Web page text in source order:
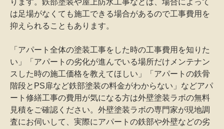
ります。鉄部塗装や屋上防水工事などは、場合によって
は足場がなくても施工できる場合があるので工事費用を
抑えられることもあります。
「アパート全体の塗装工事をした時の工事費用を知りた
い」「アパートの劣化が進んでいる場所だけメンテナン
スした時の施工価格を教えてほしい」「アパートの鉄骨
階段とPS扉など鉄部塗装の料金がわからない」などアパ
ート修繕工事の費用が気になる方は外壁塗装ラボの無料
見積をご確認ください。外壁塗装ラボの専門家が現地調
査にお伺いして、実際にアパートの鉄部や外壁などの劣